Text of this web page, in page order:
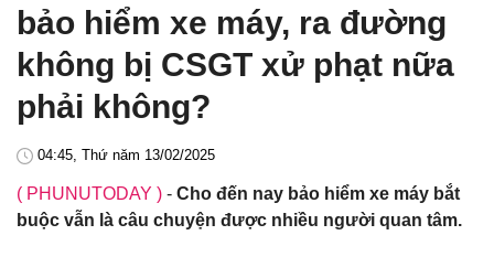
bảo hiểm xe máy, ra đường
không bị CSGT xử phạt nữa
phải không?
04:45, Thứ năm 13/02/2025
( PHUNUTODAY ) - Cho đến nay bảo hiểm xe máy bắt
buộc vẫn là câu chuyện được nhiều người quan tâm.